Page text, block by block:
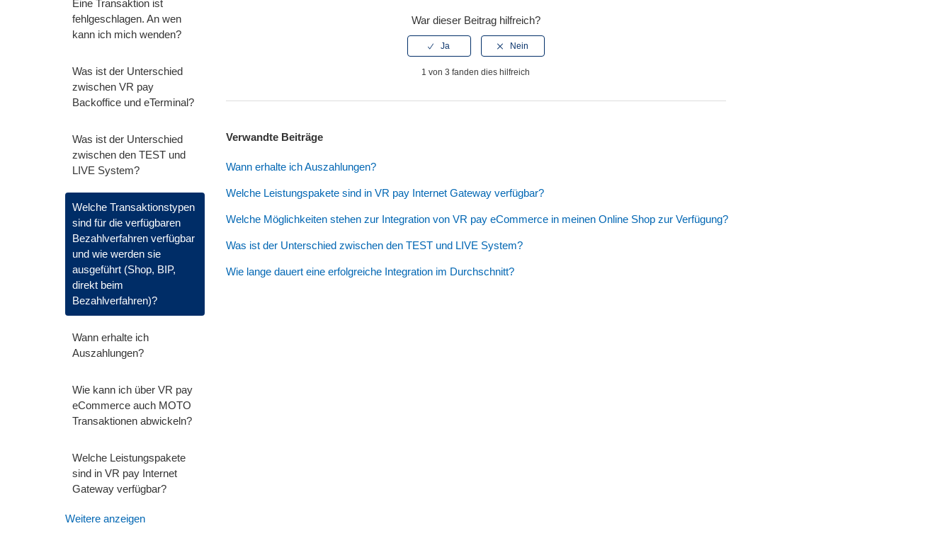
Eine Transaktion ist
fehlgeschlagen. An wen
kann ich mich wenden?
Was ist der Unterschied
zwischen VR pay
Backoffice und eTerminal?
Was ist der Unterschied
zwischen den TEST und
LIVE System?
Welche Transaktionstypen
sind für die verfügbaren
Bezahlverfahren verfügbar
und wie werden sie
ausgeführt (Shop, BIP,
direkt beim
Bezahlverfahren)?
Wann erhalte ich
Auszahlungen?
Wie kann ich über VR pay
eCommerce auch MOTO
Transaktionen abwickeln?
Welche Leistungspakete
sind in VR pay Internet
Gateway verfügbar?
Weitere anzeigen
War dieser Beitrag hilfreich?
1 von 3 fanden dies hilfreich
Verwandte Beiträge
Wann erhalte ich Auszahlungen?
Welche Leistungspakete sind in VR pay Internet Gateway verfügbar?
Welche Möglichkeiten stehen zur Integration von VR pay eCommerce in meinen Online Shop zur Verfügung?
Was ist der Unterschied zwischen den TEST und LIVE System?
Wie lange dauert eine erfolgreiche Integration im Durchschnitt?